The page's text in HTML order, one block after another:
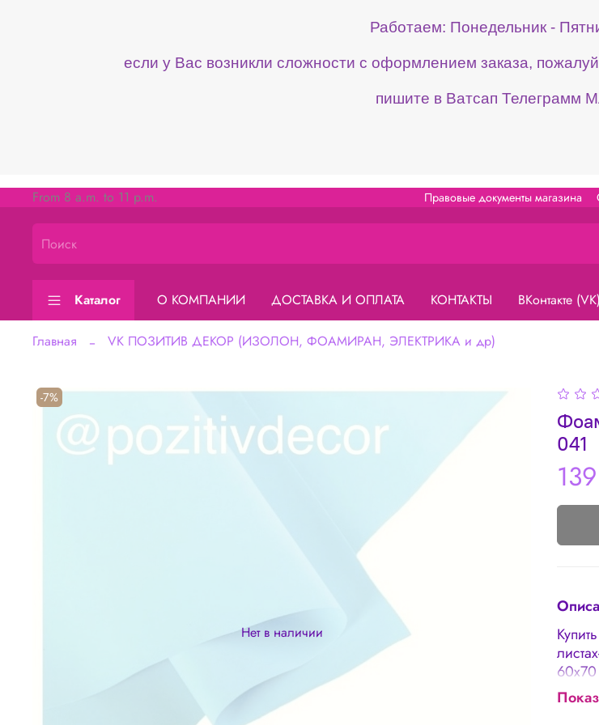
Работаем: Понедельник -
если у Вас возникли сложности с оформлением заказа,
пишите в Ватсап Телеграмм
Правовые документы магазина
From 8 a.m. to 11 p.m.
Каталог О КОМПАНИИ ДОСТАВКА И ОПЛАТА КОНТАКТЫ ВКонтакте (VK)
Главная VK ПОЗИТИВ ДЕКОР (ИЗОЛОН, ФОАМИРАН, ЭЛЕКТРИКА и др)
Нет в наличии
-7%
041